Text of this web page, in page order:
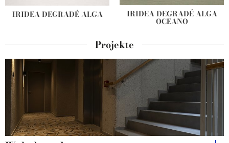
IRIDEA DEGRADÉ ALGA IRIDEA DEGRADÉ ALGA
OCEANO
Projekte